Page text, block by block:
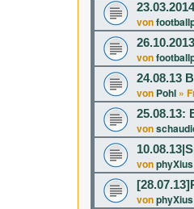
von
von
24.08.13
von Pohl »
25.08.13:
von
vonphyXius
vonphyXius